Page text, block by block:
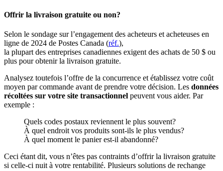
Offrir la livraison gratuite ou non?
Selon le sondage sur l’engagement des acheteurs et acheteuses en
ligne de 2024 de Postes Canada (réf.),
la plupart des entreprises canadiennes exigent des achats de 50 $ ou
plus pour obtenir la livraison gratuite.
Analysez toutefois l’offre de la concurrence et établissez votre coût
moyen par commande avant de prendre votre décision. Les données
récoltées sur votre site transactionnel peuvent vous aider. Par
exemple :
Quels codes postaux reviennent le plus souvent?
À quel endroit vos produits sont-ils le plus vendus?
À quel moment le panier est-il abandonné?
Ceci étant dit, vous n’êtes pas contraints d’offrir la livraison gratuite
si celle-ci nuit à votre rentabilité. Plusieurs solutions de rechange